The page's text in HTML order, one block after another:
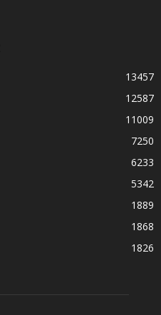
13457
12587
11009
7250
6233
5342
1889
1868
1826